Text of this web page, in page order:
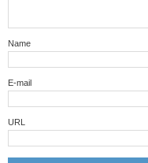
Name
E-mail
URL